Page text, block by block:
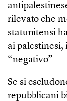
rilevato che
statunitensi
ai palestinesi,
“negativo”.
Se si
repubblicani